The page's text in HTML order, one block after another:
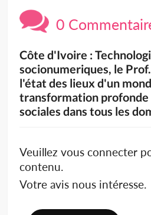
0
Côte d'Ivoire :
socionumeriques, le
l'état des lieux d'un
transformation profonde
sociales dans tous les
Veuillez vous connecter
contenu.
Votre avis nous intéresse.